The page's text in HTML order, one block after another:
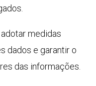
medidas
dados e garantir o
das informações.